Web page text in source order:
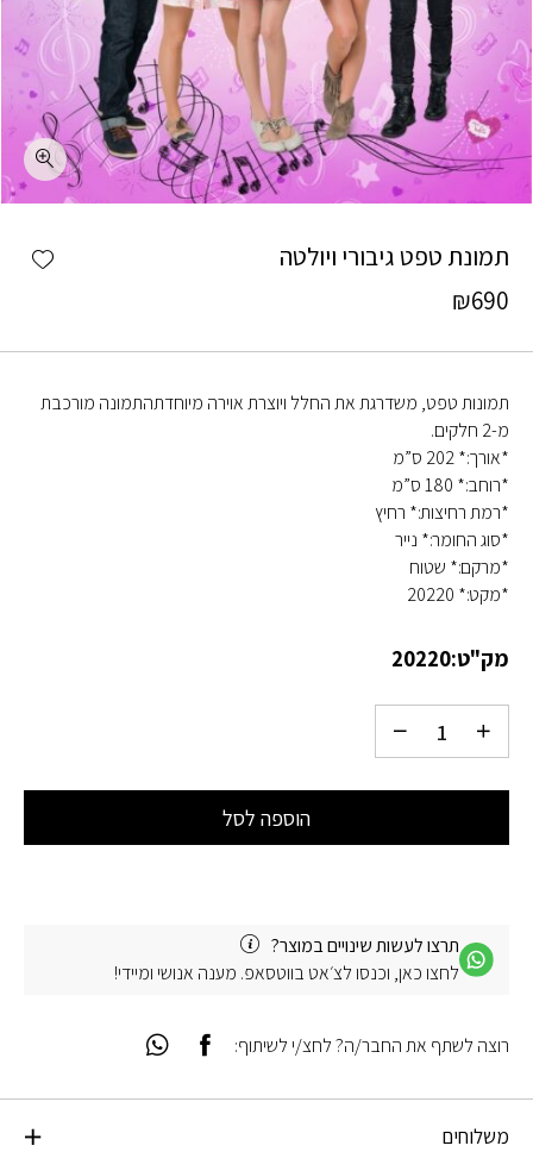
תמונת טפט גיבורי ויולטה
₪690
תמונות טפט, משדרגת את החלל ויוצרת אוירה מיוחדתהתמונה מורכבת
מ-2 חלקים.
*אורך:* 202 ס”מ
*רוחב:* 180 ס”מ
*רמת רחיצות:* רחיץ
*סוג החומר:* נייר
*מרקם:* שטוח
*מקט:* 20220
מק"ט:20220
הוספה לסל
תרצו לעשות שינויים במוצר?
לחצו כאן, וכנסו לצ׳אט בווטסאפ. מענה אנושי ומיידי!
משלוחים
רוצה לשתף את החבר/ה? לחצ/י לשיתוף: